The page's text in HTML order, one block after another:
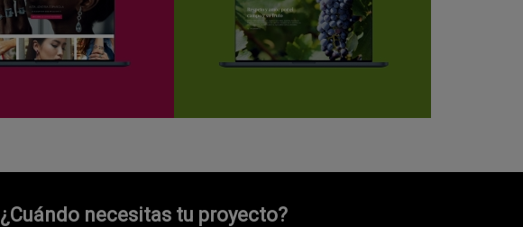
¿Cuándo necesitas tu proyecto?